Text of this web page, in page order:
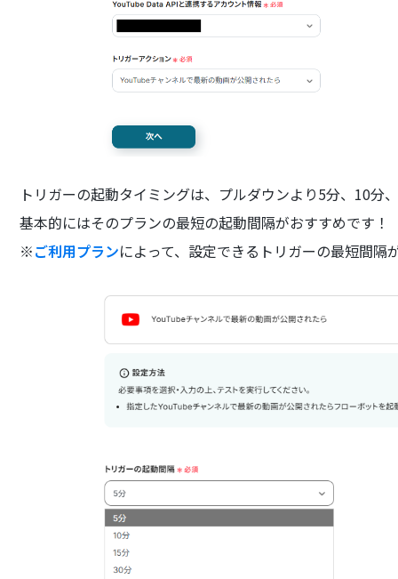
トリガーの起動タイミングは、プルダウンより5分、10分
基本的にはそのプランの最短の起動間隔がおすすめです！
※ご利用プランによって、設定できるトリガーの最短間隔